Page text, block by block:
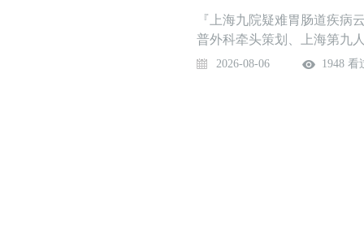
『上海九院疑难胃肠道疾病
普外科牵头策划、上海第九
栏，聚焦疑难胃肠道疾病的
2026-08-06 1948 看